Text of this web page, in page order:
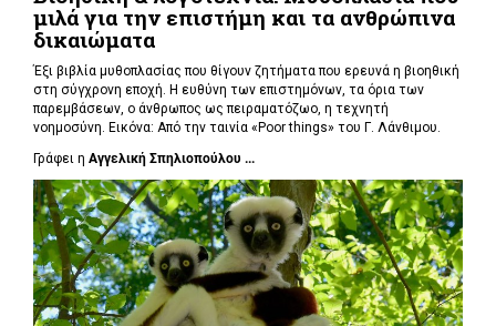
μιλά για την επιστήμη και τα ανθρώπινα
δικαιώματα
Έξι βιβλία μυθοπλασίας που θίγουν ζητήματα που ερευνά η βιοηθική
στη σύγχρονη εποχή. Η ευθύνη των επιστημόνων, τα όρια των
παρεμβάσεων, ο άνθρωπος ως πειραματόζωο, η τεχνητή
νοημοσύνη. Εικόνα: Από την ταινία «Poor things» του Γ. Λάνθιμου.
Γράφει η Αγγελική Σπηλιοπούλου ...